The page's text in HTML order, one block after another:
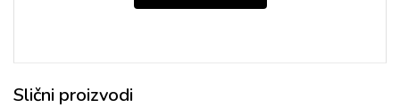
Slični proizvodi